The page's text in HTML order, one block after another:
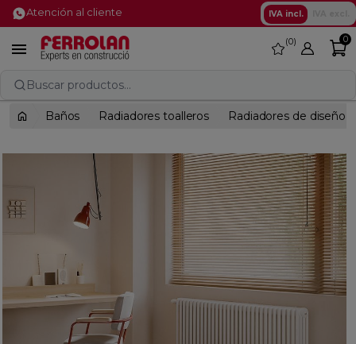
Atención al cliente IVA incl.
 favorite
0 0
Buscar productos...
Baños Radiadores toalleros Radiadores de diseño